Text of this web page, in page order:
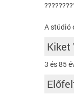
A stúdió
Kiket
3 és 85